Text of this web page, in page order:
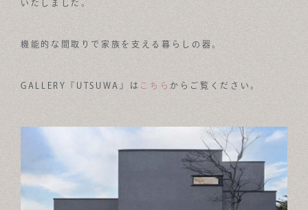
CONTACT
いたしました。
機能的な間取りで家族を支える暮らしの器。
GALLERY『UTSUWA』は こちら からご覧ください。